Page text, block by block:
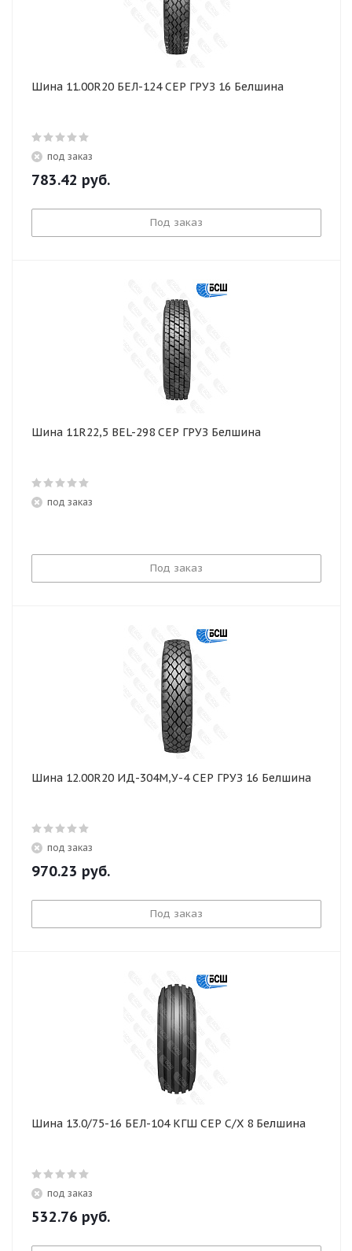
Шина 11.00R20 БЕЛ-124 СЕР ГРУЗ 16 Белшина
под заказ
783.42 руб.
Под заказ
Шина 11R22,5 BEL-298 СЕР ГРУЗ Белшина
под заказ
Под заказ
Шина 12.00R20 ИД-304М,У-4 СЕР ГРУЗ 16 Белшина
под заказ
970.23 руб.
Под заказ
Шина 13.0/75-16 БЕЛ-104 КГШ СЕР С/Х 8 Белшина
под заказ
532.76 руб.